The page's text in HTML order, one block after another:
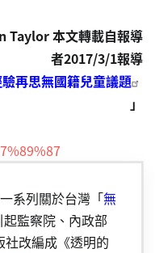
Taylor 本文轉載自報導
者2017/3/1報導
再思無國籍兒童議題
」
系列關於台灣「無
起監察院、內政部
改編成《透明的